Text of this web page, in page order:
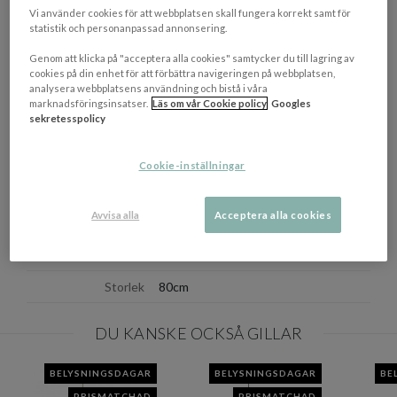
Takupphäng ingår ej.
OM VARUMÄRKET
EGENSKAPER
Ljuskälla E27 Max 40W
Tillverkningsland
Storlek 80cm
DU KANSKE OCKSÅ GILLAR
BELYSNINGSDAGAR BELYSNINGSDAGAR
Vi använder cookies för att webbplatsen skall fungera korrekt samt för
statistik och personanpassad annonsering.
Genom att klicka på "acceptera alla cookies" samtycker du till lagring av
cookies på din enhet för att förbättra navigeringen på webbplatsen,
analysera webbplatsens användning och bistå i våra
marknadsföringsinsatser. Läs om vår Cookie policy Googles
sekretesspolicy
Cookie-inställningar
Avvisa alla Acceptera alla cookies